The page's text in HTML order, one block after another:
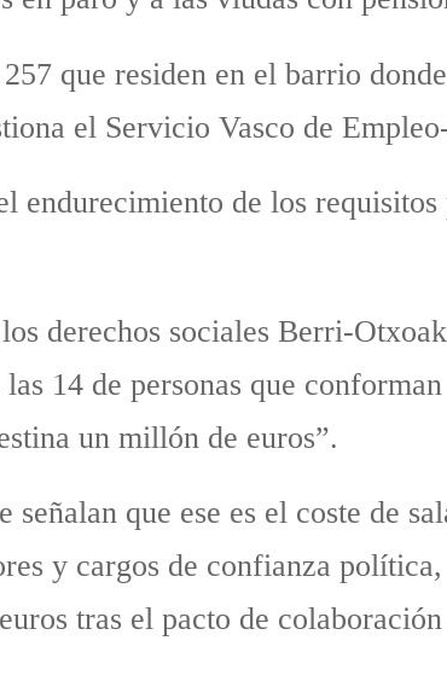
que residen en el barrio
el Servicio Vasco de
endurecimiento de los
derechos sociales Berri-
14 de personas que
un millón de euros”.
que ese es el coste de
y cargos de confianza
tras el pacto de